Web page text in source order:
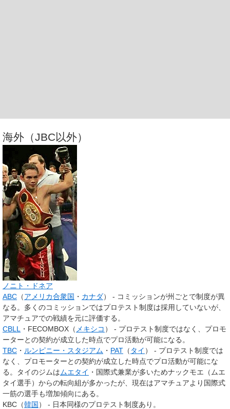
海外（JBC以外）
ノニト・ドネア
ABC （アメリカ合衆国 ・ カナダ） - コミッションが州ごとで制度が異
なる。多くのコミッションではプロテスト制度は採用していないが、
アマチュアでの戦績を元に評価する。
CBLL
・FECOMBOX（ メキシコ ） - プロテスト制度ではなく、プロモ
ーターとの契約が成立した時点でプロ活動が可能になる。
TBC ・ ルンピニー・スタジアム ・ PAT （ タイ ） - プロテスト制度では
なく、プロモーターとの契約が成立した時点でプロ活動が可能にな
る。タイのジムはムエタイ ・国際式兼業が多いためナックモエ（ムエ
タイ選手）からの転向組が多かったが、現在はアマチュアより国際式
一筋の選手も増加傾向にある。
KBC（韓国 ） - 日本同様のプロテスト制度あり。